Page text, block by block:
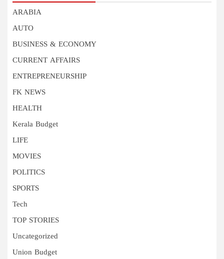
ARABIA
AUTO
BUSINESS & ECONOMY
CURRENT AFFAIRS
ENTREPRENEURSHIP
FK NEWS
HEALTH
Kerala Budget
LIFE
MOVIES
POLITICS
SPORTS
Tech
TOP STORIES
Uncategorized
Union Budget